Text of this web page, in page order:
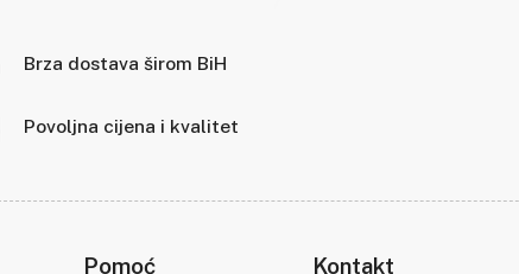
Brza dostava širom BiH
Povoljna cijena i kvalitet
Pomoć Kontakt